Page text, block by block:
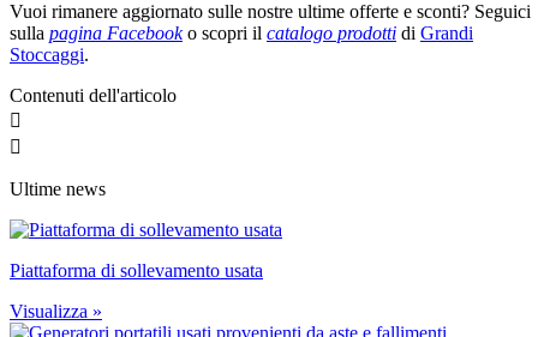
Vuoi rimanere aggiornato sulle nostre ultime offerte e sconti? Seguici
sulla pagina Facebooko scopri il catalogo prodotti di Grandi
Stoccaggi.
Contenuti dell'articolo
Ultime news
Piattaforma di sollevamento usata
Visualizza »